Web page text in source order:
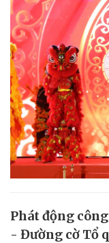
Phát động
- Đường cờ Tổ